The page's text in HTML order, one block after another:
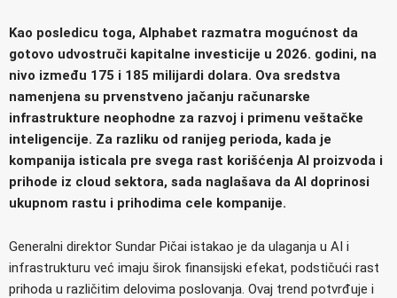
Kao posledicu toga, Alphabet razmatra mogućnost da
gotovo udvostruči kapitalne investicije u 2026. godini, na
nivo između 175 i 185 milijardi dolara. Ova sredstva
namenjena su prvenstveno jačanju računarske
infrastrukture neophodne za razvoj i primenu veštačke
inteligencije. Za razliku od ranijeg perioda, kada je
kompanija isticala pre svega rast korišćenja AI proizvoda i
prihode iz cloud sektora, sada naglašava da AI doprinosi
ukupnom rastu i prihodima cele kompanije.
Generalni direktor Sundar Pičai istakao je da ulaganja u AI i
infrastrukturu već imaju širok finansijski efekat, podstičući rast
prihoda u različitim delovima poslovanja. Ovaj trend potvrđuje i